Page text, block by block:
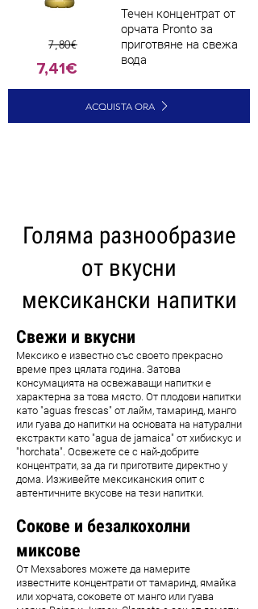
7,80€
7,41€
Течен концентрат от
орчата Pronto за
приготвяне на свежа
вода
ACQUISTA ORA
Голяма разнообразие
от вкусни
мексикански напитки
Свежи и вкусни
Мексико е известно със своето прекрасно
време през цялата година. Затова
консумацията на освежаващи напитки е
характерна за това място. От плодови напитки
като "aguas frescas" от лайм, тамаринд, манго
или гуава до напитки на основата на натурални
екстракти като "agua de jamaica" от хибискус и
"horchata". Освежете се с най-добрите
концентрати, за да ги приготвите директно у
дома. Изживейте мексиканския опит с
автентичните вкусове на тези напитки.
Сокове и безалкохолни
миксове
От Mexsabores можете да намерите
известните концентрати от тамаринд, ямайка
или хорчата, соковете от манго или гуава